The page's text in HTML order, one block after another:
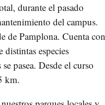
durante el pasado
del campus.
de Pamplona. Cuenta con
distintas especies
pasea. Desde el curso
km.